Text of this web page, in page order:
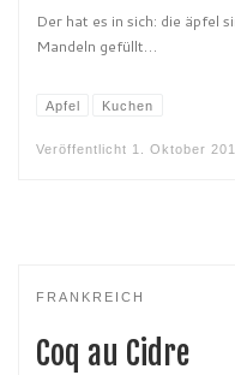
Der hat es in sich: die äpfel
Mandeln gefüllt…
Apfel Kuchen
Veröffentlicht 1. Oktober
FRANKREICH
Coq au Cidre